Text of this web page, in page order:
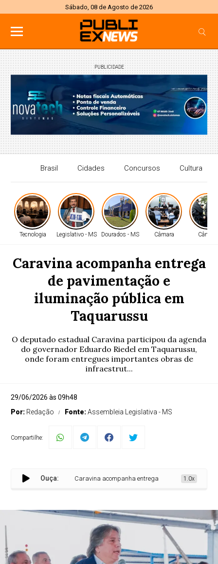
Sábado, 08 de Agosto de 2026
PUBLICIDADE
Brasil Cidades Concursos Cultura
Tecnologia Legislativo - MS Dourados - MS Câmara Câmara
Caravina acompanha entrega
de pavimentação e
iluminação pública em
Taquarussu
O deputado estadual Caravina participou da agenda
do governador Eduardo Riedel em Taquarussu,
onde foram entregues importantes obras de
infraestrut...
29/06/2026 às 09h48
Por: Redação Fonte:Assembleia Legislativa - MS
Compartilhe:
Ouça: Caravina acompanha entrega de pavimentação e
1.0x